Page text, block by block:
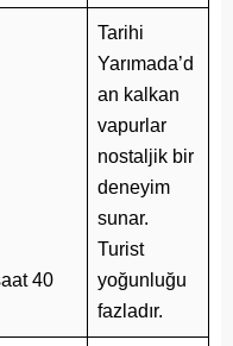
40
Tarihi
Yarımada’d
an kalkan
vapurlar
nostaljik bir
deneyim
sunar.
Turist
yoğunluğu
fazladır.